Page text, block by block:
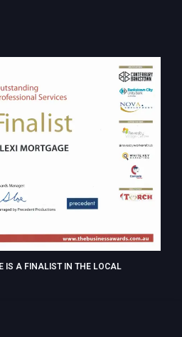
IS A FINALIST IN THE LOCAL